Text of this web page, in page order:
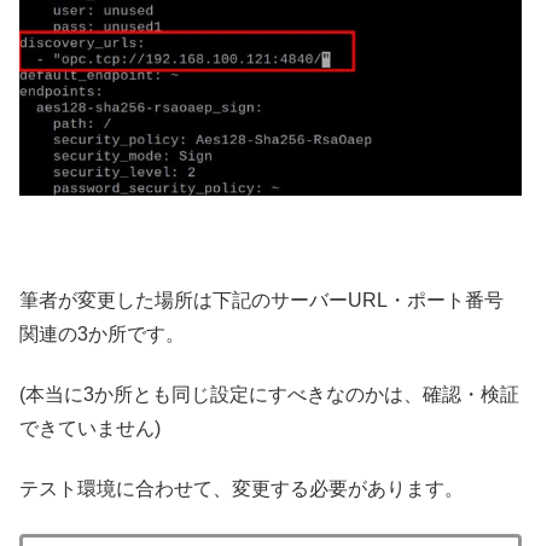
筆者が変更した場所は下記のサーバーURL・ポート番号
関連の3か所です。
(本当に3か所とも同じ設定にすべきなのかは、確認・検証
できていません)
テスト環境に合わせて、変更する必要があります。